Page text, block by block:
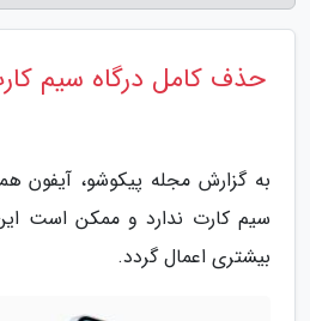
حذف کامل درگاه سیم
به گزارش مجله پیکوشو، آیفون
سیم کارت ندارد و ممکن است این
بیشتری اعمال گردد.